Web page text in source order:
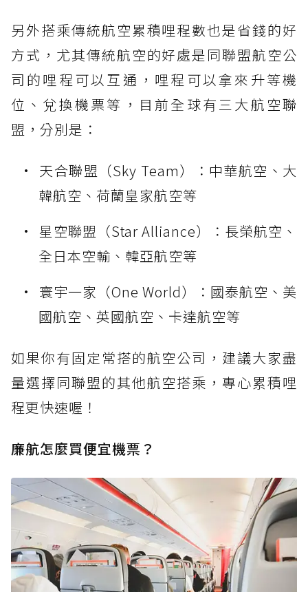
另外搭乘傳統航空累積哩程數也是省錢的好
方式，尤其傳統航空的好處是同聯盟航空公
司的哩程可以互通，哩程可以拿來升等機
位、兌換機票等，目前全球有三大航空聯
盟，分別是：
天合聯盟（Sky Team）：中華航空、大
韓航空、荷蘭皇家航空等
星空聯盟（Star Alliance）：長榮航空、
全日本空輸、韓亞航空等
寰宇一家（One World）：國泰航空、美
國航空、英國航空、卡達航空等
如果你有固定常搭的航空公司，建議大家盡
量選擇同聯盟的其他航空搭乘，專心累積哩
程更快速喔！
廉航怎麼買便宜機票？